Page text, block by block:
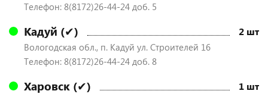
Телефон: 8(8172)26-44-24 доб. 5
Кадуй (✔) 2 шт
Вологодская обл., п. Кадуй ул. Строителей 16
Телефон: 8(8172)26-44-24 доб. 8
Харовск (✔) 1 шт